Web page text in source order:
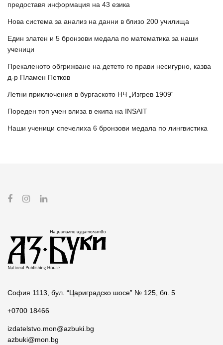
предоставя информация на 43 езика
Нова система за анализ на данни в близо 200 училища
Един златен и 5 бронзови медала по математика за наши
ученици
Прекаленото обгрижване на детето го прави несигурно, казва
д-р Пламен Петков
Летни приключения в бургаското НЧ „Изгрев 1909“
Пореден топ учен влиза в екипа на INSAIT
Наши ученици спечелиха 6 бронзови медала по лингвистика
София 1113, бул. “Цариградско шосе” № 125, бл. 5
+0700 18466
izdatelstvo.mon@azbuki.bg
azbuki@mon.bg